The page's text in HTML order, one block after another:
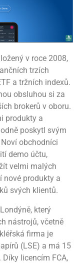
v roce 2008,
trzích
a tržních indexů.
obsluhou si za
brokerů v oboru.
produkty a
poskytl svým
obchodníci
demo účtu,
velmi malých
nové produkty a
svých klientů.
který
nástrojů, včetně
firma je
(LSE) a má 15
licencím FCA,